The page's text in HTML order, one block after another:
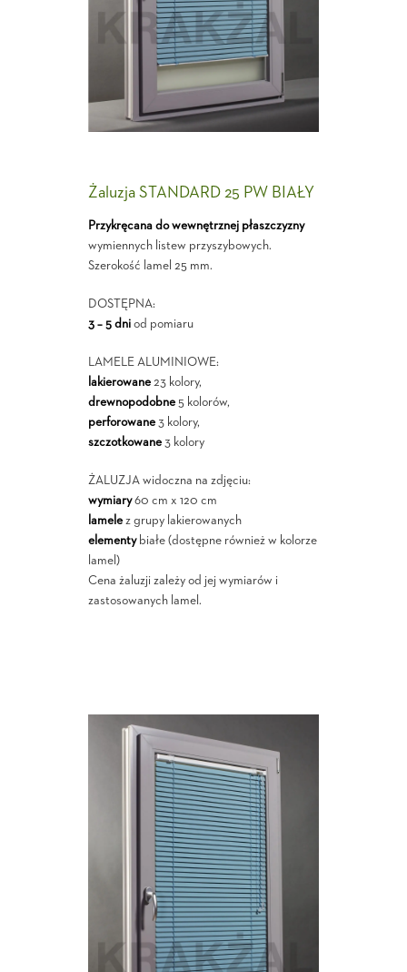
Żaluzja STANDARD 25 PW BIAŁY
Przykręcana do wewnętrznej płaszczyzny
wymiennych listew przyszybowych.
Szerokość lamel 25 mm.
DOSTĘPNA:
3 – 5 dniod pomiaru
LAMELE ALUMINIOWE:
lakierowane23 kolory,
drewnopodobne5 kolorów,
perforowane3 kolory,
szczotkowane3 kolory
ŻALUZJA widoczna na zdjęciu:
wymiary60 cm x 120 cm
lamelez grupy lakierowanych
elementybiałe (dostępne również w kolorze
lamel)
Cena żaluzji zależy od jej wymiarów i
zastosowanych lamel.